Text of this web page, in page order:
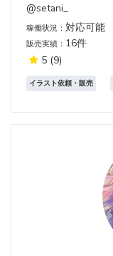
@setani_
稼働状況： 対応可能
販売実績： 16件
5 (9)
イラスト依頼・販売